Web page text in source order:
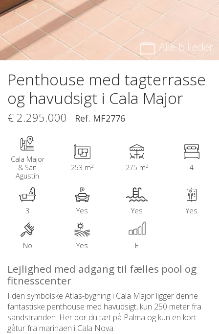
Alle billeder
Penthouse med tagterrasse
og havudsigt i Cala Major
€ 2.295.000 Ref. MF2776
Cala Major
& San
Agustin
253 m2 275 m2 4
3 Yes Yes Yes
No Yes E
Lejlighed med adgang til fælles pool og
fitnesscenter
I den symbolske Atlas-bygning i Cala Major ligger denne
fantastiske penthouse med havudsigt, kun 250 meter fra
sandstranden. Her bor du tæt på Palma og kun en kort
gåtur fra marinaen i Cala Nova.